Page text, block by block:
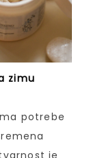
zimu
potrebe
je